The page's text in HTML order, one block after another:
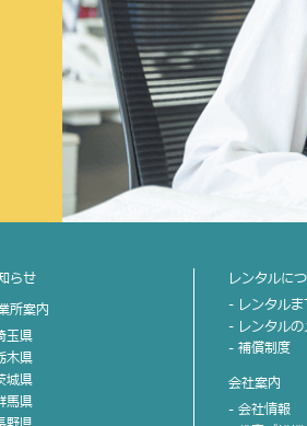
らせ
所案内
玉県
木県
城県
馬県
レンタルに
- レンタル
- レンタル
- 補償制度
会社案内
- 会社情報